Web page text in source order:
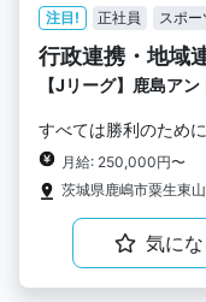
注目! 正社員 スポ
行政連携・地域
【Jリーグ】鹿島ア
すべては勝利のため
月給: 250,000円〜
茨城県鹿嶋市粟生東
気にな